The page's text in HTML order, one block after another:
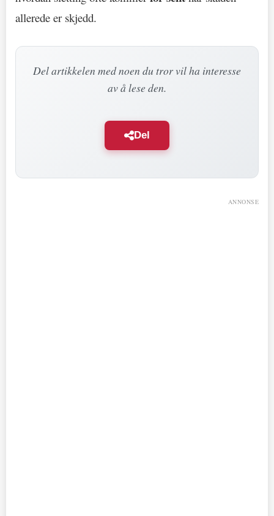
allerede er skjedd.
Del artikkelen med noen du tror vil ha interesse
av å lese den.
Del
ANNONSE